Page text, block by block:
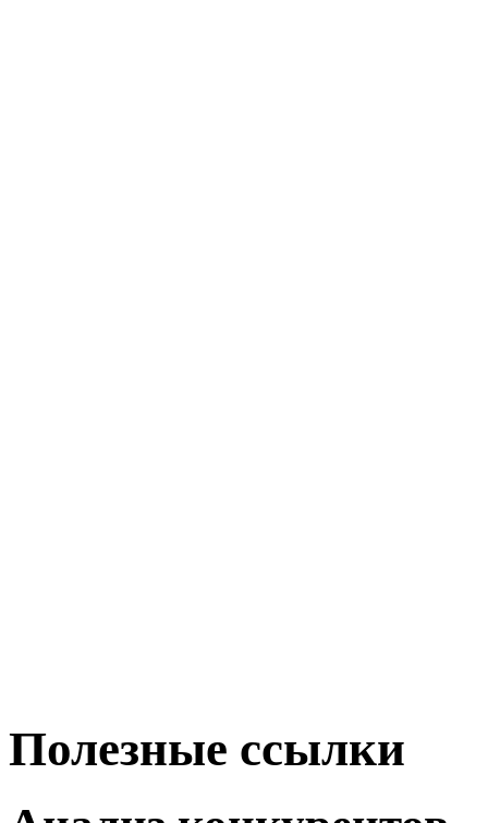
Полезные ссылки